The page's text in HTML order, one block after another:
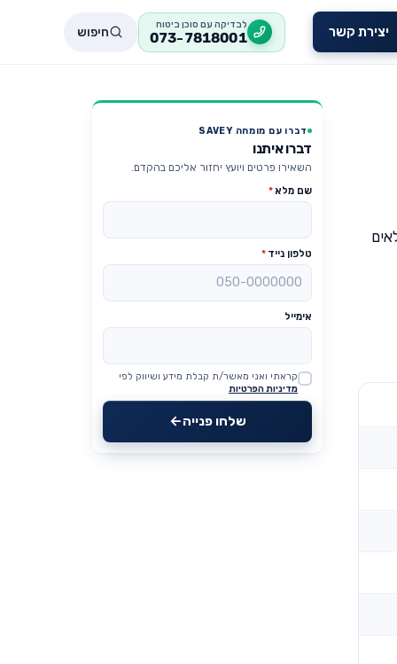
יצירת קשר לבדיקה עם סוכן ביטוח
073-7818001 חיפוש
דברו עם מומחה SAVEY
דברו איתנו
השאירו פרטים ויועץ יחזור אליכם בהקדם.
שם מלא*
טלפון נייד *
אימייל
Website
קראתי ואני מאשר/ת קבלת מידע ושיווק לפי
מדיניות הפרטיות
שלחו פנייה